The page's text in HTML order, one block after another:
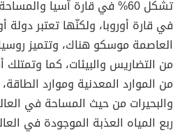
في قارة أوروبا، ولكنّها تعتبر
العاصمة موسكو هناك، وتتميز
من التضاريس والبيئات، كما وتمتلك
من الموارد المعدنية وموارد
والبحيرات من حيث المساحة في
ربع المياه العذبة الموجودة في